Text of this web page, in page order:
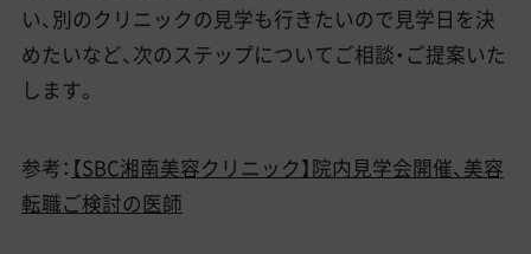
い、別のクリニックの見学も行きたいので見学日を決
めたいなど、次のステップについてご相談・ご提案いた
します。
参考： 【SBC湘南美容クリニック】院内見学会開催、美容
転職ご検討の医師